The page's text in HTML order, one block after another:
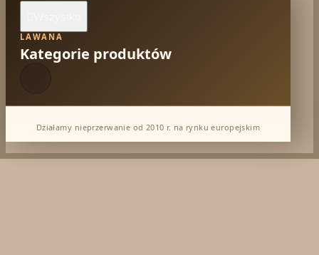
LAWANA
Kategorie produktów
Dabur Hurt
Działamy nieprzerwanie od 2010 r. na rynku europejskim